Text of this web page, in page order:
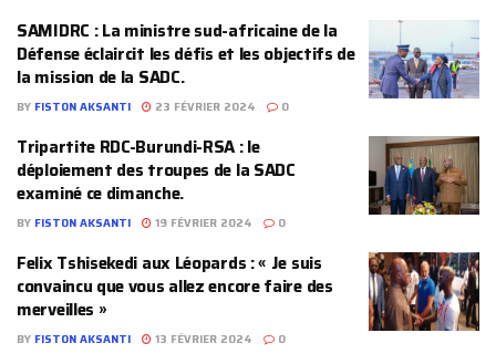
SAMIDRC : La ministre sud-africaine de la
Défense éclaircit les défis et les objectifs de
la mission de la SADC.
BY FISTON AKSANTI 23 FÉVRIER 2024 0
Tripartite RDC-Burundi-RSA : le
déploiement des troupes de la SADC
examiné ce dimanche.
BY FISTON AKSANTI 19 FÉVRIER 2024 0
Felix Tshisekedi aux Léopards : « Je suis
convaincu que vous allez encore faire des
merveilles »
BY FISTON AKSANTI 13 FÉVRIER 2024 0